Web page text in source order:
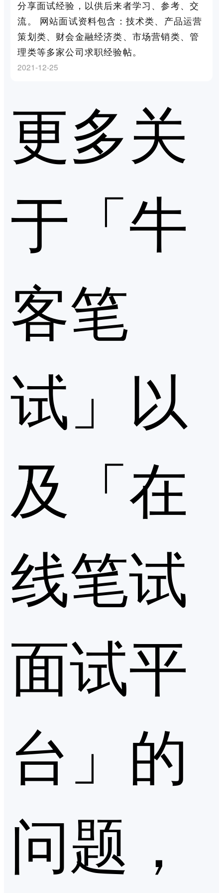
分享面试经验，以供后来者学习、参考、交
流。 网站面试资料包含：技术类、产品运营
策划类、财会金融经济类、市场营销类、管
理类等多家公司求职经验帖。
2021-12-25
更多关
于「牛
客笔
试」以
及「在
线笔试
面试平
台」的
问题，